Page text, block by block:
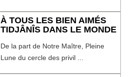
À TOUS LES BIEN AIMÉS
TIDJÂNÎS DANS LE MONDE
De la part de Notre Maître, Pleine
Lune du cercle des privil ...